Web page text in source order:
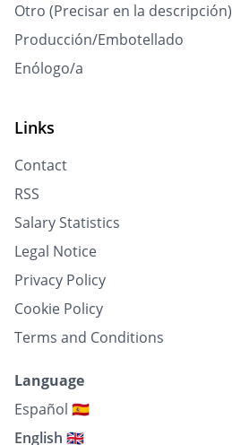
Otro (Precisar en la descripción)
Producción/Embotellado
Enólogo/a
Links
Contact
RSS
Salary Statistics
Legal Notice
Privacy Policy
Cookie Policy
Terms and Conditions
Language
Español 🇪🇸
English 🇬🇧